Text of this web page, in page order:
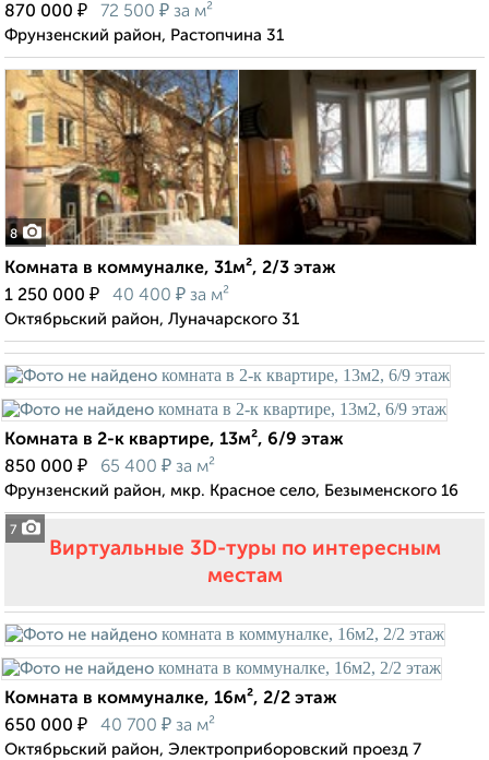
870 000 ₽ 72 500 ₽ за м²
Фрунзенский район, Растопчина 31
8
Комната в коммуналке, 31м², 2/3 этаж
1 250 000 ₽ 40 400 ₽ за м²
Октябрьский район, Луначарского 31
7
Комната в 2-к квартире, 13м², 6/9 этаж
850 000 ₽ 65 400 ₽ за м²
Фрунзенский район, мкр. Красное село, Безыменского 16
Виртуальные 3D-туры по интересным
местам
Комната в коммуналке, 16м², 2/2 этаж
650 000 ₽ 40 700 ₽ за м²
Октябрьский район, Электроприборовский проезд 7